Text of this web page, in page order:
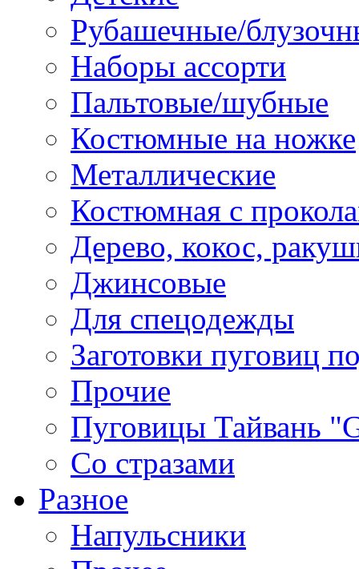
Рубашечные/
Наборы ассорти
Пальтовые/шубные
Костюмные на ножке
Металлические
Костюмная с
Дерево, кокос,
Джинсовые
Для спецодежды
Заготовки пуговиц
Прочие
Пуговицы Тайвань
Со стразами
Разное
Напульсники